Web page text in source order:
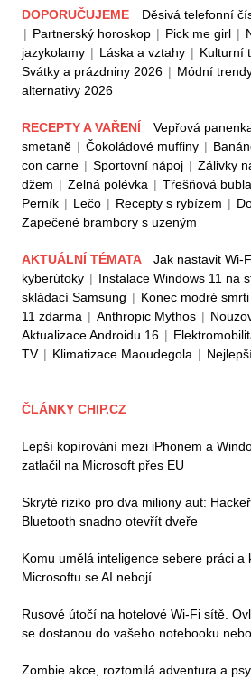
DOPORUČUJEME Děsivá telefonní
| Partnerský horoskop | Pick me girl |
jazykolamy | Láska a vztahy | Kulturní
Svátky a prázdniny 2026 | Módní
alternativy 2026
RECEPTY A VAŘENÍ Vepřová
smetaně | Čokoládové muffiny |
con carne | Sportovní nápoj | Zálivky
džem | Zelná polévka | Třešňová
Perník | Lečo | Recepty s rybízem |
Zapečené brambory s uzeným
AKTUÁLNÍ TÉMATA Jak nastavit Wi-
kyberútoky | Instalace Windows 11 na
skládací Samsung | Konec modré
11 zdarma | Anthropic Mythos |
Aktualizace Androidu 16 |
TV | Klimatizace Maoudegola |
ČLÁNKY CHIP.CZ
Lepší kopírování mezi iPhonem a
zatlačil na Microsoft přes EU
Skryté riziko pro dva miliony aut:
Bluetooth snadno otevřít dveře
Komu umělá inteligence sebere práci a
Microsoftu se AI nebojí
Rusové útočí na hotelové Wi-Fi sítě.
se dostanou do vašeho notebooku
Zombie akce, roztomilá adventura a